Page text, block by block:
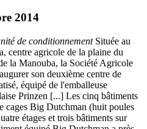
2014
de conditionnementSituée au
centre agricole de la plaine du
la Manouba, la Société Agricole
son deuxième centre de
équipé de l'emballeuse
Prinzen [...] Les cinq bâtiments
cages Big Dutchman (huit poules
étages et trois bâtiments sur